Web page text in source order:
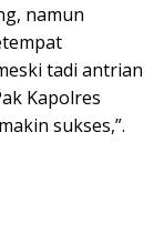
namun
tadi antrian
Kapolres
sukses,”.